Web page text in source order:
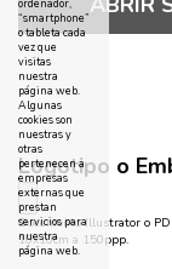
Logotipo o
Documento Illustrator o
10x10cm a 150ppp.
ordenador,
“smartphone”
o tableta cada
vez que
visitas
nuestra
página web.
Algunas
cookies son
nuestras y
otras
pertenecen a
empresas
externas que
prestan
servicios para
nuestra
página web.